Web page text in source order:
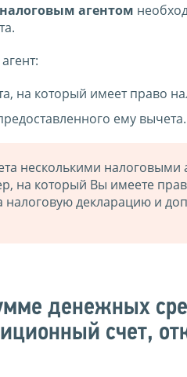
агентом
на который имеет право
ему вычета.
несколькими налоговыми
на который Вы имеете
налоговую декларацию и
денежных
счет,